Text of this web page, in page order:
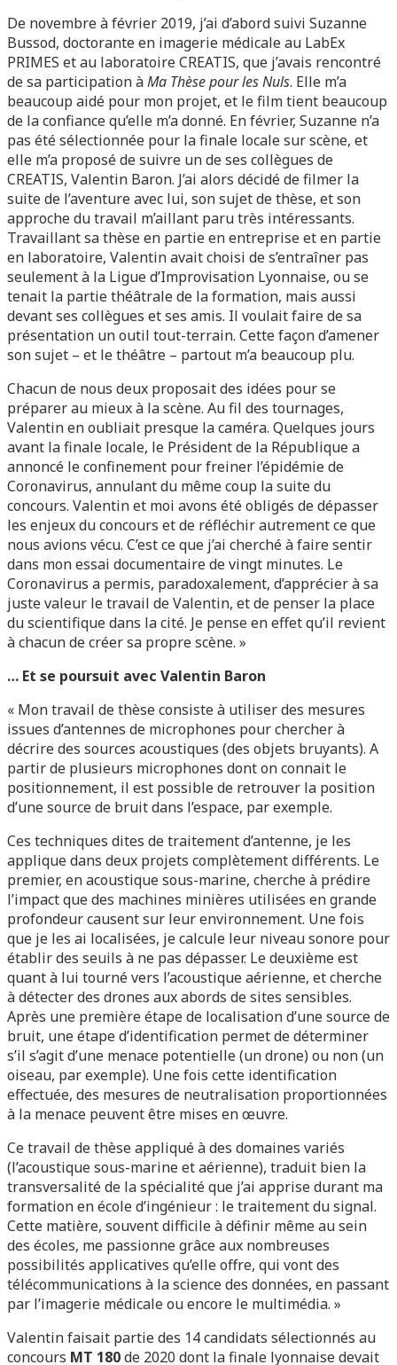
De novembre à février 2019, j’ai d’abord suivi Suzanne
Bussod, doctorante en imagerie médicale au LabEx
PRIMES et au laboratoire CREATIS, que j’avais rencontré
de sa participation àMa Thèse pour les Nuls. Elle m’a
beaucoup aidé pour mon projet, et le film tient beaucoup
de la confiance qu’elle m’a donné. En février, Suzanne n’a
pas été sélectionnée pour la finale locale sur scène, et
elle m’a proposé de suivre un de ses collègues de
CREATIS, Valentin Baron. J’ai alors décidé de filmer la
suite de l’aventure avec lui, son sujet de thèse, et son
approche du travail m’aillant paru très intéressants.
Travaillant sa thèse en partie en entreprise et en partie
en laboratoire, Valentin avait choisi de s’entraîner pas
seulement à la Ligue d’Improvisation Lyonnaise, ou se
tenait la partie théâtrale de la formation, mais aussi
devant ses collègues et ses amis. Il voulait faire de sa
présentation un outil tout-terrain. Cette façon d’amener
son sujet – et le théâtre – partout m’a beaucoup plu.
Chacun de nous deux proposait des idées pour se
préparer au mieux à la scène. Au fil des tournages,
Valentin en oubliait presque la caméra. Quelques jours
avant la finale locale, le Président de la République a
annoncé le confinement pour freiner l’épidémie de
Coronavirus, annulant du même coup la suite du
concours. Valentin et moi avons été obligés de dépasser
les enjeux du concours et de réfléchir autrement ce que
nous avions vécu. C’est ce que j’ai cherché à faire sentir
dans mon essai documentaire de vingt minutes. Le
Coronavirus a permis, paradoxalement, d’apprécier à sa
juste valeur le travail de Valentin, et de penser la place
du scientifique dans la cité. Je pense en effet qu’il revient
à chacun de créer sa propre scène. »
… Et se poursuit avec Valentin Baron
« Mon travail de thèse consiste à utiliser des mesures
issues d’antennes de microphones pour chercher à
décrire des sources acoustiques (des objets bruyants). A
partir de plusieurs microphones dont on connait le
positionnement, il est possible de retrouver la position
d’une source de bruit dans l’espace, par exemple.
Ces techniques dites de traitement d’antenne, je les
applique dans deux projets complètement différents. Le
premier, en acoustique sous-marine, cherche à prédire
l’impact que des machines minières utilisées en grande
profondeur causent sur leur environnement. Une fois
que je les ai localisées, je calcule leur niveau sonore pour
établir des seuils à ne pas dépasser. Le deuxième est
quant à lui tourné vers l’acoustique aérienne, et cherche
à détecter des drones aux abords de sites sensibles.
Après une première étape de localisation d’une source de
bruit, une étape d’identification permet de déterminer
s’il s’agit d’une menace potentielle (un drone) ou non (un
oiseau, par exemple). Une fois cette identification
effectuée, des mesures de neutralisation proportionnées
à la menace peuvent être mises en œuvre.
Ce travail de thèse appliqué à des domaines variés
(l’acoustique sous-marine et aérienne), traduit bien la
transversalité de la spécialité que j’ai apprise durant ma
formation en école d’ingénieur : le traitement du signal.
Cette matière, souvent difficile à définir même au sein
des écoles, me passionne grâce aux nombreuses
possibilités applicatives qu’elle offre, qui vont des
télécommunications à la science des données, en passant
par l’imagerie médicale ou encore le multimédia. »
Valentin faisait partie des 14 candidats sélectionnés au
concours MT 180de 2020 dont la finale lyonnaise devait